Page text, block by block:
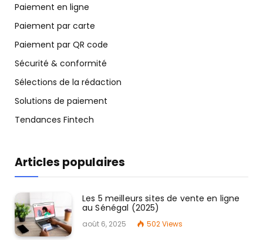
Paiement en ligne
Paiement par carte
Paiement par QR code
Sécurité & conformité
Sélections de la rédaction
Solutions de paiement
Tendances Fintech
Articles populaires
Les 5 meilleurs sites de vente en ligne
au Sénégal (2025)
août 6, 2025 502Views